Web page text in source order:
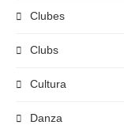
Clubes
Clubs
Cultura
Danza